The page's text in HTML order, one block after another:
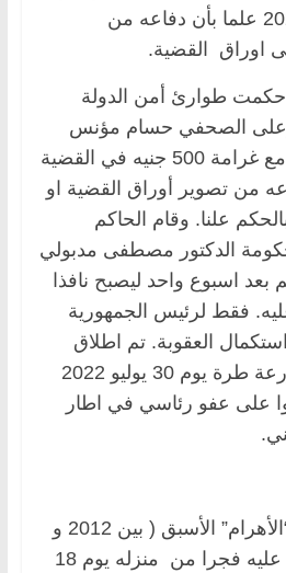
تماما الى 29 يوليو 2021 علما بأن دفاعه من
اوراق القضية.
في 17 نوفمبر 2021 حكمت طوارئ أمن الدولة
وعلى الصحفي حسام مؤنس
بالسجن أربع سنوات مع غرامة 500 جنيه في القضية
من تصوير أوراق القضية او
علنا. وقام الحاكم
الدكتور مصطفى مدبولي
اسبوع واحد ليصبح نافذا
فقط لرئيس الجمهورية
العقوبة. تم اطلاق
سراحه من سجن مزرعة طرة يوم 30 يوليو 2022
من 7 حصلوا على عفو رئاسي في اطار
رئيس تحرير جريدة “الأهرام” الأسبق ( بين 2012 و
2014) .. القى القبض عليه فجرا من منزله يوم 18